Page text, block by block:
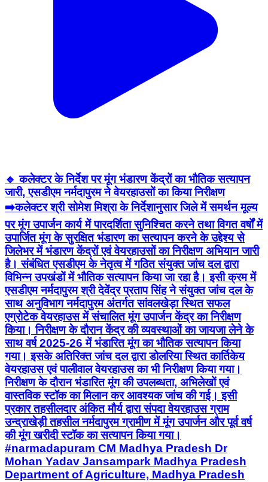
🔹 कलेक्टर के निर्देश पर मूंग भंडारण केंद्रों का भौतिक सत्यापन
जारी, एसडीएम नर्मदापुरम ने वेयरहाउसों का किया निरीक्षण
➡️कलेक्टर श्री सोमेश मिश्रा के निर्देशानुसार जिले में समर्थन मूल्य
पर मूंग उपार्जन कार्य में पारदर्शिता सुनिश्चित करने तथा विगत वर्षों में
उपार्जित मूंग के सुरक्षित भंडारण का सत्यापन करने के उद्देश्य से
जिलेभर में भंडारण केंद्रों एवं वेयरहाउसों का निरीक्षण अभियान जारी
है। संबंधित एसडीएम के नेतृत्व में गठित संयुक्त जांच दल द्वारा
विभिन्न उपखंडों में भौतिक सत्यापन किया जा रहा है। इसी क्रम में
एसडीएम नर्मदापुरम श्री देवेंद्र प्रताप सिंह ने संयुक्त जांच दल के
साथ अनुविभाग नर्मदापुरम अंतर्गत सांवलखेड़ा स्थित सफल
एग्रोटेक वेयरहाउस में संचालित मूंग उपार्जन केंद्र का निरीक्षण
किया। निरीक्षण के दौरान केंद्र की व्यवस्थाओं का जायजा लेने के
साथ वर्ष 2025-26 में भंडारित मूंग का भौतिक सत्यापन किया
गया। इसके अतिरिक्त जांच दल द्वारा डोलरिया स्थित कार्तिकेय
वेयरहाउस एवं पालीवाल वेयरहाउस का भी निरीक्षण किया गया।
निरीक्षण के दौरान भंडारित मूंग की उपलब्धता, अभिलेखों एवं
वास्तविक स्टॉक का मिलान कर आवश्यक जांच की गई। इसी
प्रकार तहसीलदार अंकित मौर्य द्वारा संपदा वेयरहाउस ग्राम
उन्द्राखेड़ी तहसील नर्मदापुरम ग्रामीण में मूंग उपार्जन और पूर्व वर्ष
की मूंग खरीदी स्टॉक का सत्यापन किया गया।
#narmadapuram CM Madhya Pradesh Dr
Mohan Yadav Jansampark Madhya Pradesh
Department of Agriculture, Madhya Pradesh